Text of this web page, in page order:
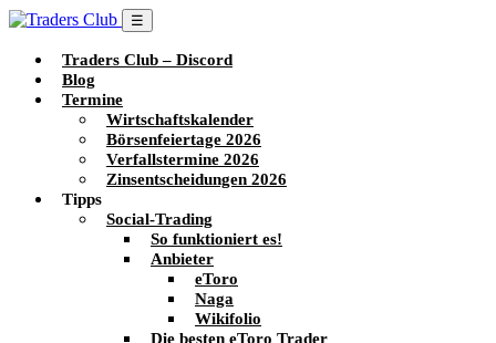
☰
Traders Club – Discord
Blog
Termine
Wirtschaftskalender
Börsenfeiertage 2026
Verfallstermine 2026
Zinsentscheidungen 2026
Tipps
Social-Trading
So funktioniert es!
Anbieter
eToro
Naga
Wikifolio
Die besten eToro Trader